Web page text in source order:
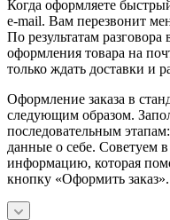
Когда оформляете
e-mail. Вам перезвонит
По результатам
оформления товара на
только ждать доставки и
Оформление заказа в
следующим образом.
последовательным
данные о себе. Советуем
информацию, которая
кнопку «Оформить заказ».